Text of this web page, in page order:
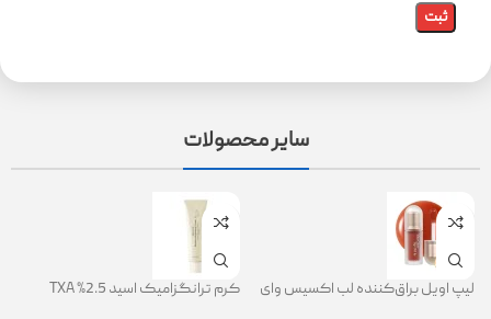
سایر محصولات
لیپ اویل براق‌کننده لب اکسیس وای
کرم ترانگزامیک اسید 2.5% TXA